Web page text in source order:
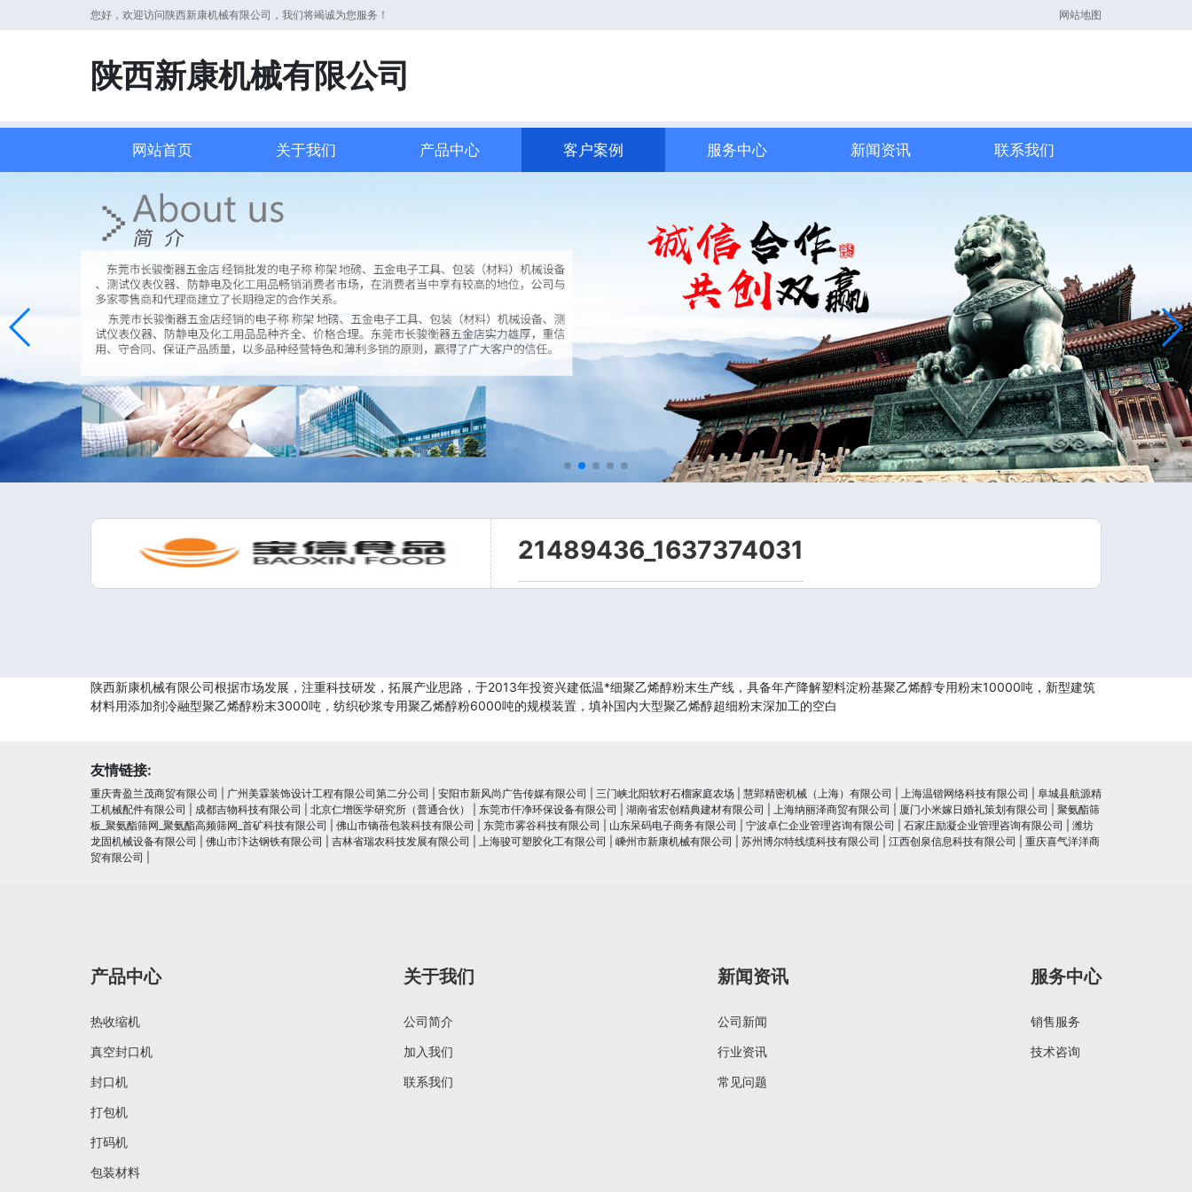
您好，欢迎访问陕西新康机械有限公司，我们将竭诚为您服务！ 网站地图
陕西新康机械有限公司
网站首页 关于我们 产品中心 客户案例 服务中心 新闻资讯 联系我们
21489436_1637374031
陕西新康机械有限公司根据市场发展，注重科技研发，拓展产业思路，于2013年投资兴建低温*细聚乙烯醇粉末生产线，具备年产降解塑料淀粉基聚乙烯醇专用粉末10000吨，新型建筑
材料用添加剂冷融型聚乙烯醇粉末3000吨，纺织砂浆专用聚乙烯醇粉6000吨的规模装置，填补国内大型聚乙烯醇超细粉末深加工的空白
友情链接:
重庆青盈兰茂商贸有限公司 广州美霖装饰设计工程有限公司第二分公司 安阳市新风尚广告传媒有限公司 三门峡北阳软籽石榴家庭农场 慧郢精密机械（上海）有限公司 上海温锴网络科技有限公司
阜城县航源精
工机械配件有限公司
成都吉物科技有限公司 北京仁增医学研究所（普通合伙） 东莞市仟净环保设备有限公司 湖南省宏创精典建材有限公司 上海纳丽泽商贸有限公司 厦门小米嫁日婚礼策划有限公司
聚氨酯筛
板_聚氨酯筛网_聚氨酯高频筛网_首矿科技有限公司
佛山市镝蓓包装科技有限公司 东莞市雾谷科技有限公司 山东呆码电子商务有限公司 宁波卓仁企业管理咨询有限公司 石家庄励凝企业管理咨询有限公司
潍坊
龙固机械设备有限公司
佛山市汴达钢铁有限公司 吉林省瑞农科技发展有限公司 上海骏可塑胶化工有限公司 嵊州市新康机械有限公司 苏州博尔特线缆科技有限公司 江西创泉信息科技有限公司
重庆喜气洋洋商
贸有限公司
产品中心
热收缩机
真空封口机
封口机
打包机
打码机
包装材料
关于我们
公司简介
加入我们
联系我们
新闻资讯
公司新闻
行业资讯
常见问题
服务中心
销售服务
技术咨询